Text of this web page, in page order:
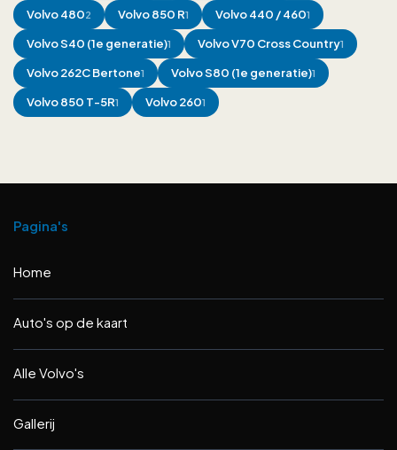
Volvo4802 Volvo850 R1 Volvo440 / 4601
VolvoS40 (1e generatie)1 VolvoV70 Cross Country1
Volvo262C Bertone1 VolvoS80 (1e generatie)1
Volvo850 T-5R1 Volvo2601
Pagina's
Home
Auto's op de kaart
Alle Volvo's
Gallerij